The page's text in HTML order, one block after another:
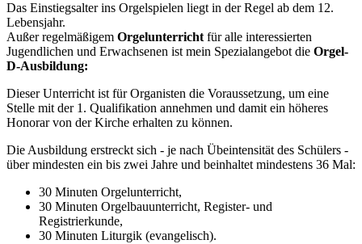
Das Einstiegsalter ins Orgelspielen liegt in der Regel ab dem 12.
Lebensjahr.
Außer regelmäßigem Orgelunterrichtfür alle interessierten
Jugendlichen und Erwachsenen ist mein Spezialangebot die Orgel-
D-Ausbildung:
Dieser Unterricht ist für Organisten die Voraussetzung, um eine
Stelle mit der 1. Qualifikation annehmen und damit ein höheres
Honorar von der Kirche erhalten zu können.
Die Ausbildung erstreckt sich - je nach Übeintensität des Schülers -
über mindesten ein bis zwei Jahre und beinhaltet mindestens 36 Mal:
30 Minuten Orgelunterricht,
30 Minuten Orgelbauunterricht, Register- und
Registrierkunde,
30 Minuten Liturgik (evangelisch).